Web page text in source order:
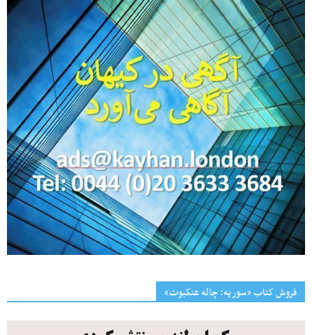
فروش کتاب «سوریه: چاله عنکبوت»